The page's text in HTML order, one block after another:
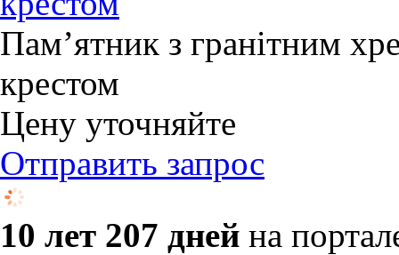
Пам’ятник з гранітним
крестом
Цену уточняйте
Отправить запрос
10 лет 207 дней на